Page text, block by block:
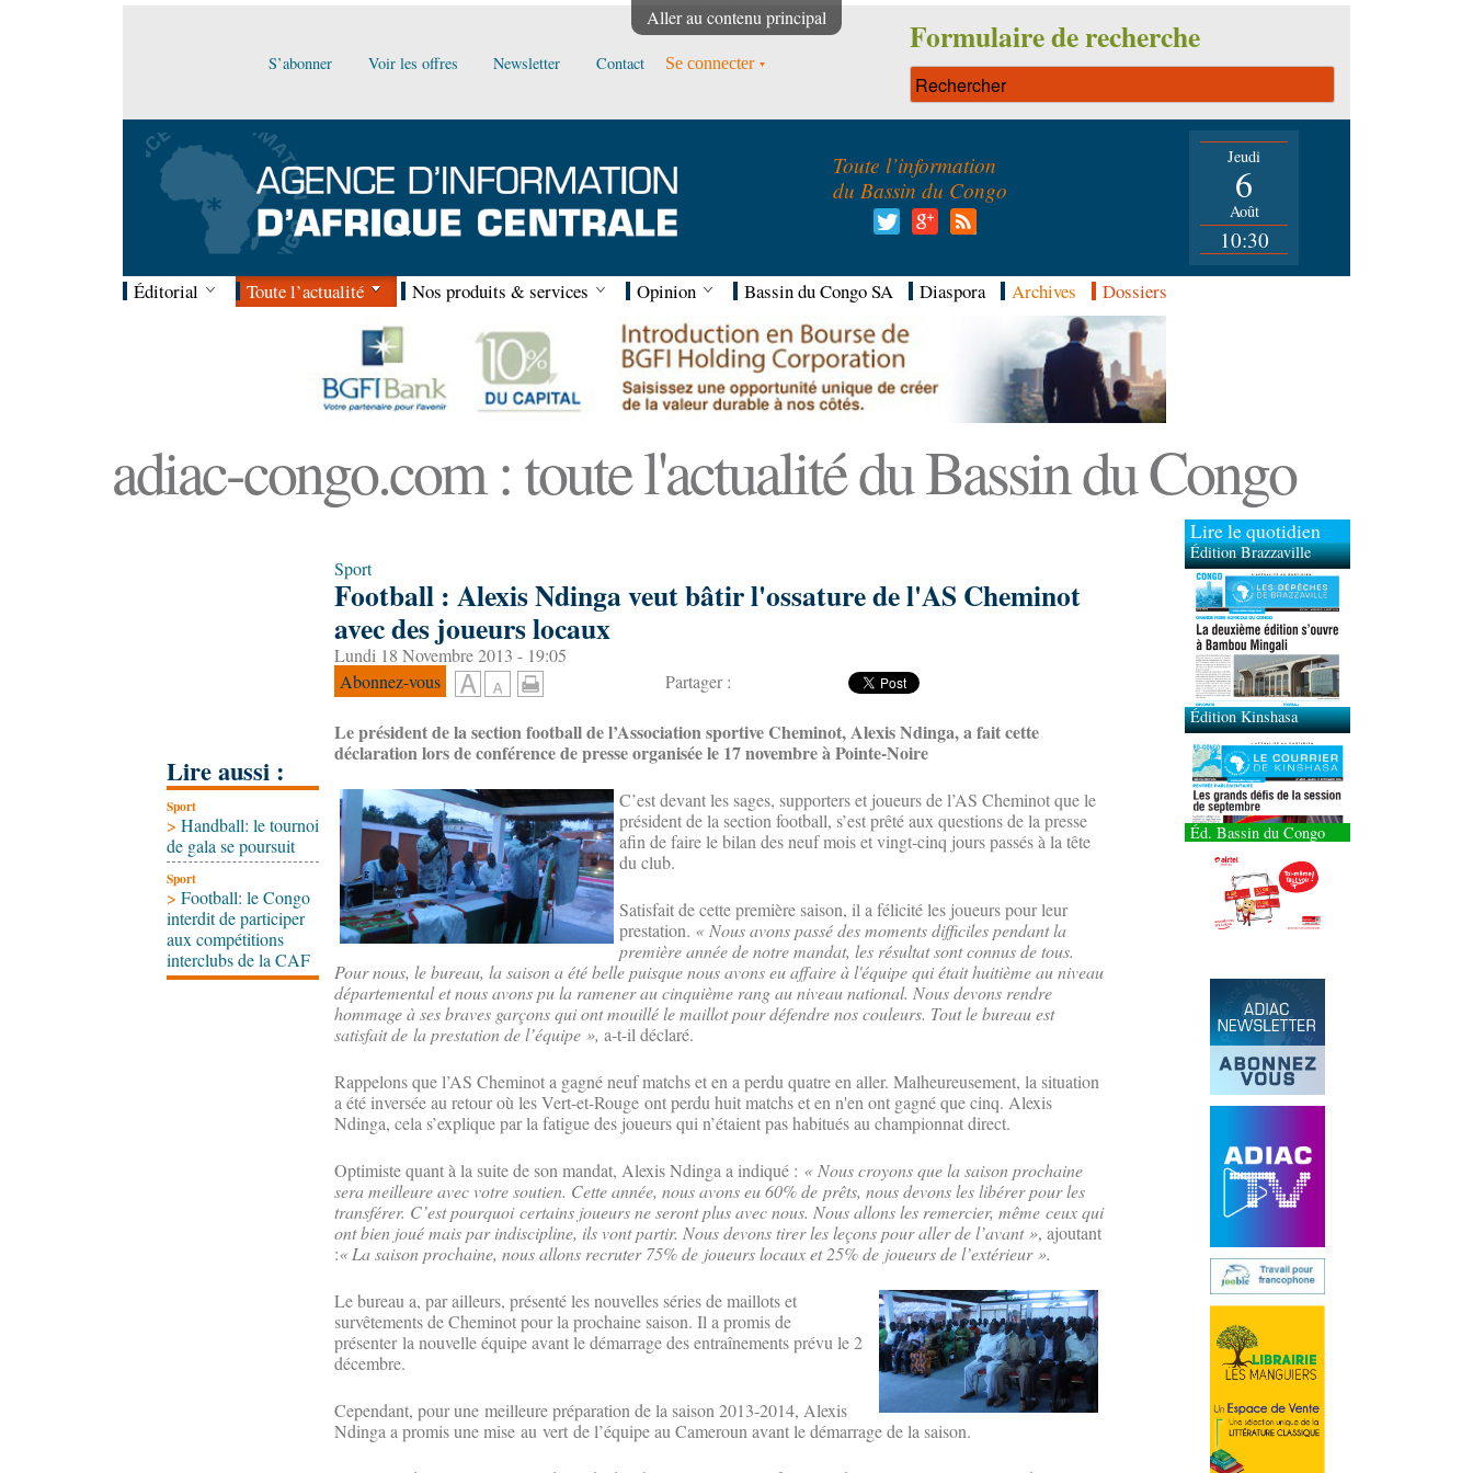
Aller au contenu principal
S’abonner Voir les offres Newsletter Contact Se connecter
Formulaire de recherche
Toute l’information
du Bassin du Congo
Jeudi
6
Août
10:30
Éditorial Toute l’actualité Nos produits & services Opinion Bassin du Congo SA Diaspora Archives Dossiers
adiac-congo.com : toute l'actualité du Bassin du Congo
Lire aussi :
Sport
> Handball: le tournoi
de gala se poursuit
Sport
> Football: le Congo
interdit de participer
aux compétitions
interclubs de la CAF
Sport
Football : Alexis Ndinga veut bâtir l'ossature de l'AS Cheminot
avec des joueurs locaux
Lundi 18 Novembre 2013 - 19:05
Abonnez-vous
Partager :
Le président de la section football de l’Association sportive Cheminot, Alexis Ndinga, a fait cette
déclaration lors de conférence de presse organisée le 17 novembre à Pointe-Noire
C’est devant les sages, supporters et joueurs de l’AS Cheminot que le
président de la section football, s’est prêté aux questions de la presse
afin de faire le bilan des neuf mois et vingt-cinq jours passés à la tête
du club.
Satisfait de cette première saison, il a félicité les joueurs pour leur
prestation. « Nous avons passé des moments difficiles pendant la
première année de notre mandat, les résultat sont connus de tous.
Pour nous, le bureau, la saison a été belle puisque nous avons eu affaire à l'équipe qui était huitième au niveau
départemental et nous avons pu la ramener au cinquième rang au niveau national. Nous devons rendre
hommage à ses braves garçons qui ont mouillé le maillot pour défendre nos couleurs. Tout le bureau est
satisfait de la prestation de l’équipe », a-t-il déclaré.
Rappelons que l’AS Cheminot a gagné neuf matchs et en a perdu quatre en aller. Malheureusement, la situation
a été inversée au retour où les Vert-et-Rouge ont perdu huit matchs et en n'en ont gagné que cinq. Alexis
Ndinga, cela s’explique par la fatigue des joueurs qui n’étaient pas habitués au championnat direct.
Optimiste quant à la suite de son mandat, Alexis Ndinga a indiqué : « Nous croyons que la saison prochaine
sera meilleure avec votre soutien. Cette année, nous avons eu 60% de prêts, nous devons les libérer pour les
transférer. C’est pourquoi certains joueurs ne seront plus avec nous. Nous allons les remercier, même ceux qui
ont bien joué mais par indiscipline, ils vont partir. Nous devons tirer les leçons pour aller de l’avant », ajoutant
:« La saison prochaine, nous allons recruter 75% de joueurs locaux et 25% de joueurs de l’extérieur ».
Le bureau a, par ailleurs, présenté les nouvelles séries de maillots et
survêtements de Cheminot pour la prochaine saison. Il a promis de
présenter la nouvelle équipe avant le démarrage des entraînements prévu le 2
décembre.
Cependant, pour une meilleure préparation de la saison 2013-2014, Alexis
Ndinga a promis une mise au vert de l’équipe au Cameroun avant le démarrage de la saison.
Lire le quotidien
Édition Brazzaville
Édition Kinshasa
Éd. Bassin du Congo